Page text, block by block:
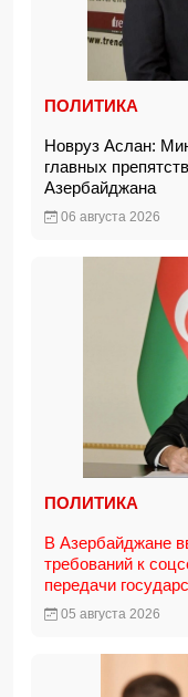
ПОЛИТИКА
Новруз Аслан:
главных
Азербайджана
06 августа 2026
ПОЛИТИКА
В Азербайджане
требований к
передачи
05 августа 2026